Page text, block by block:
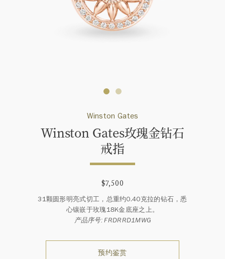
Winston Gates
Winston Gates玫瑰金钻石
戒指
$7,500
31颗圆形明亮式切工，总重约0.40克拉的钻石，悉
心镶嵌于玫瑰18K金底座之上。
产品序号: FRDRRD1MWG
预约鉴赏